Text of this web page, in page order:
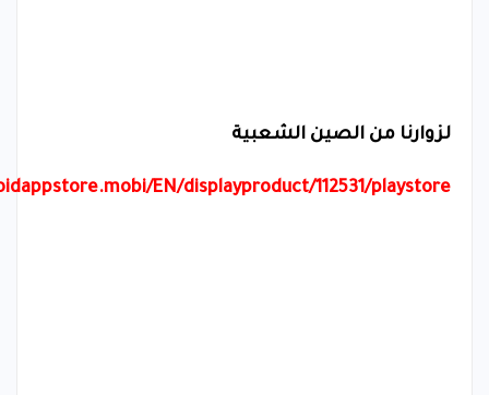
لزوارنا من الصين الشعبية
EN/displayproduct/112531/playstore